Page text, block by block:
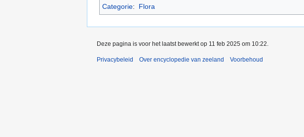
Categorie: Flora
Deze pagina is voor het laatst bewerkt op 11 feb 2025 om 10:22.
Privacybeleid Over encyclopedie van zeeland Voorbehoud